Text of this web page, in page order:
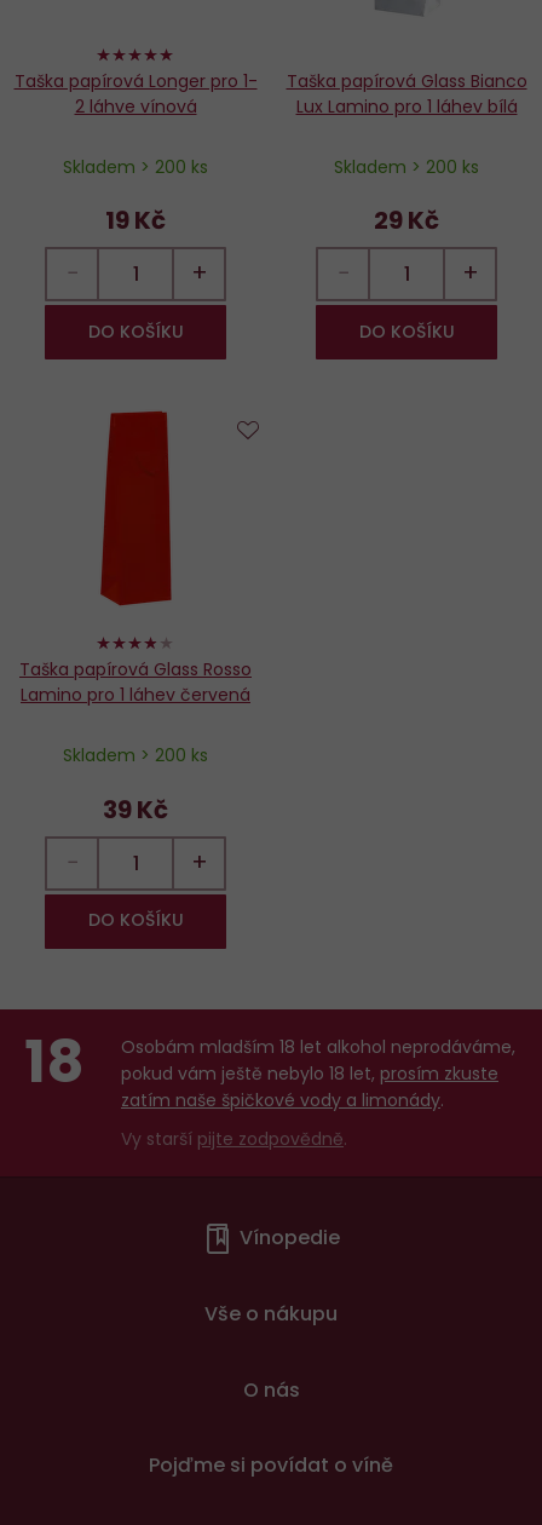
100%
Taška papírová Longer pro 1-
2 láhve vínová
Skladem > 200 ks
19 Kč
− +
DO KOŠÍKU
Taška papírová Glass Bianco
Lux Lamino pro 1 láhev bílá
Skladem > 200 ks
29 Kč
− +
DO KOŠÍKU
76%
Taška papírová Glass Rosso
Lamino pro 1 láhev červená
Skladem > 200 ks
39 Kč
− +
DO KOŠÍKU
18
Osobám mladším 18 let alkohol neprodáváme,
pokud vám ještě nebylo 18 let, prosím zkuste
zatím naše špičkové vody a limonády.
Vy starší pijte zodpovědně.
Vínopedie
Vše o nákupu
O nás
Pojďme si povídat o víně